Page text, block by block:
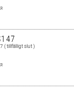
( tillfälligt slut )